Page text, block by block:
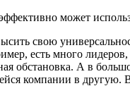
может
свою
есть много
обстановка. А в
компании в другую.